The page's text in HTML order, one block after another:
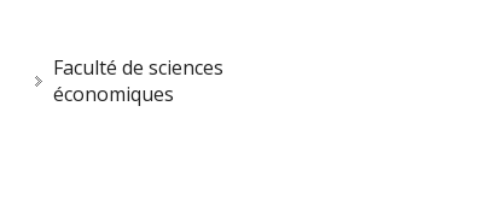
Faculté de sciences
économiques